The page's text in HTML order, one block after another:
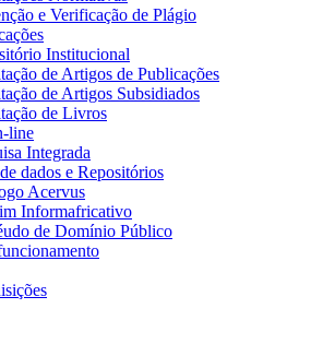
e Verificação de Plágio
Institucional
de Artigos de Publicações
de Artigos Subsidiados
de Livros
line
Integrada
dados e Repositórios
Acervus
Informafricativo
de Domínio Público